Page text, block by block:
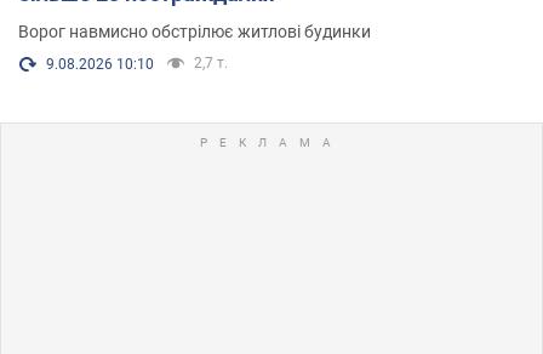
Ворог навмисно обстрілює житлові будинки
9.08.2026 10:10 2,7 т.